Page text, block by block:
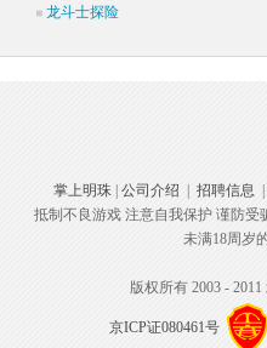
龙斗士探险
掌上明珠| 公司介绍 招聘信息
抵制不良游戏 注意自我保护 谨防
未满18周岁
版权所有 2003 -
京ICP证080461号